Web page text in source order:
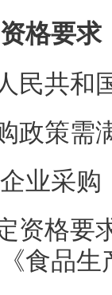
格要求
民共和
政策需
业采购
资格要
食品生